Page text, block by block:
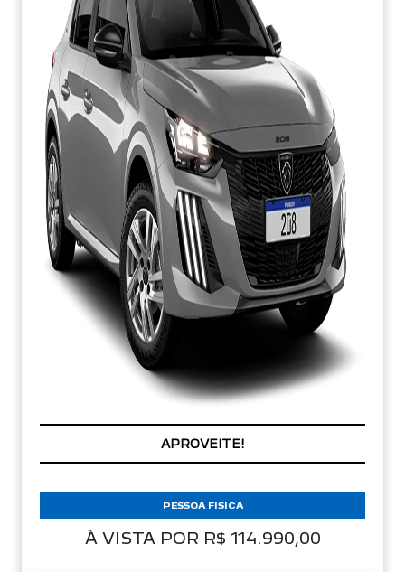
APROVEITE!
À VISTA POR R$ 114.990,00
PESSOA FÍSICA